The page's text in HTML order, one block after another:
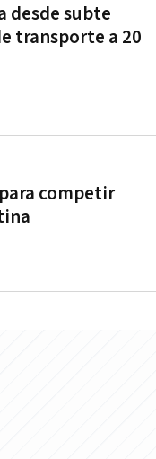
desde subte
transporte a 20
competir